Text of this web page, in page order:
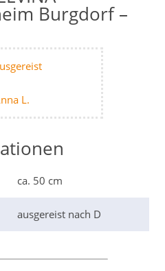
Burgdorf –
L.
ca. 50 cm
ausgereist nach D